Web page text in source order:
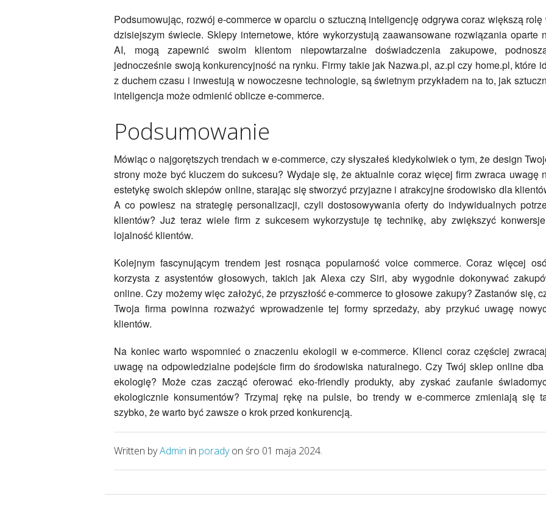
Podsumowując, rozwój e-commerce w oparciu o sztuczną inteligencję odgrywa coraz większą rolę
dzisiejszym świecie. Sklepy internetowe, które wykorzystują zaawansowane rozwiązania oparte
AI, mogą zapewnić swoim klientom niepowtarzalne doświadczenia zakupowe,
jednocześnie swoją konkurencyjność na rynku. Firmy takie jak Nazwa.pl, az.pl czy home.pl, które
z duchem czasu i inwestują w nowoczesne technologie, są świetnym przykładem na to, jak
inteligencja może odmienić oblicze e-commerce.
Podsumowanie
Mówiąc o najgorętszych trendach w e-commerce, czy słyszałeś kiedykolwiek o tym, że design
strony może być kluczem do sukcesu? Wydaje się, że aktualnie coraz więcej firm zwraca uwagę
estetykę swoich sklepów online, starając się stworzyć przyjazne i atrakcyjne środowisko dla
A co powiesz na strategię personalizacji, czyli dostosowywania oferty do indywidualnych
klientów? Już teraz wiele firm z sukcesem wykorzystuje tę technikę, aby zwiększyć
lojalność klientów.
Kolejnym fascynującym trendem jest rosnąca popularność voice commerce. Coraz więcej
korzysta z asystentów głosowych, takich jak Alexa czy Siri, aby wygodnie dokonywać
online. Czy możemy więc założyć, że przyszłość e-commerce to głosowe zakupy? Zastanów się,
Twoja firma powinna rozważyć wprowadzenie tej formy sprzedaży, aby przykuć uwagę
klientów.
Na koniec warto wspomnieć o znaczeniu ekologii w e-commerce. Klienci coraz częściej
uwagę na odpowiedzialne podejście firm do środowiska naturalnego. Czy Twój sklep online
ekologię? Może czas zacząć oferować eko-friendly produkty, aby zyskać zaufanie
ekologicznie konsumentów? Trzymaj rękę na pulsie, bo trendy w e-commerce zmieniają się
szybko, że warto być zawsze o krok przed konkurencją.
Written byAdmin in poradyon śro 01 maja 2024.